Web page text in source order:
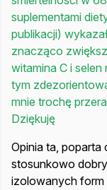
suplementami
publikacji)
znacząco
witamina C i
tym
mnie trochę
Dziękuję
Opinia ta, poparta
stosunkowo
izolowanych form